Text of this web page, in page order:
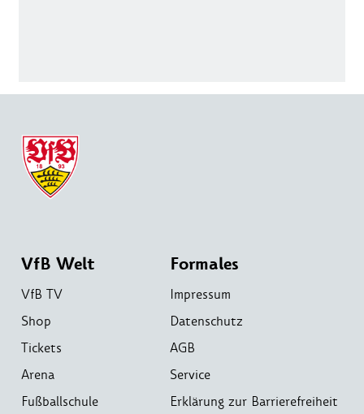
VfB Welt
VfB TV
Shop
Tickets
Arena
Fußballschule
Formales
Impressum
Datenschutz
AGB
Service
Erklärung zur Barrierefreiheit